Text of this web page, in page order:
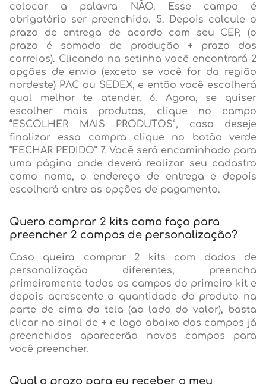
colocar a palavra NÃO. Esse campo é
obrigatório ser preenchido. 5. Depois calcule o
prazo de entrega de acordo com seu CEP, (o
prazo é somado de produção + prazo dos
correios). Clicando na setinha você encontrará 2
opções de envio (exceto se você for da região
nordeste) PAC ou SEDEX, e então você escolherá
qual melhor te atender. 6. Agora, se quiser
escolher mais produtos, clique no campo
“ESCOLHER MAIS PRODUTOS”, caso deseje
finalizar essa compra clique no botão verde
“FECHAR PEDIDO” 7. Você será encaminhado para
uma página onde deverá realizar seu cadastro
como nome, o endereço de entrega e depois
escolherá entre as opções de pagamento.
Quero comprar 2 kits como faço para
preencher 2 campos de personalização?
Caso queira comprar 2 kits com dados de
personalização diferentes, preencha
primeiramente todos os campos do primeiro kit e
depois acrescente a quantidade do produto na
parte de cima da tela (ao lado do valor), basta
clicar no sinal de + e logo abaixo dos campos já
preenchidos aparecerão novos campos para
você preencher.
Qual o prazo para eu receber o meu